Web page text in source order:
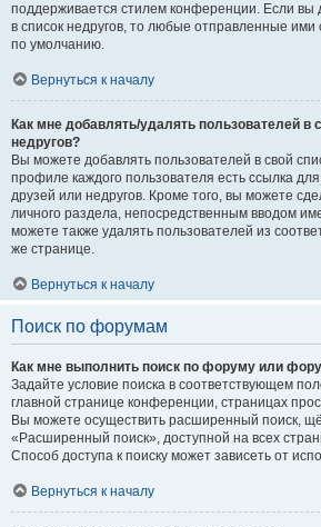
поддерживается стилем конференции. Если вы
в список недругов, то любые отправленные
по умолчанию.
Вернуться к началу
Как мне добавлять/удалять пользователей в
недругов?
Вы можете добавлять пользователей в свой
профиле каждого пользователя есть ссылка
друзей или недругов. Кроме того, вы можете
личного раздела, непосредственным вводом
можете также удалять пользователей из
же странице.
Вернуться к началу
Поиск по форумам
Как мне выполнить поиск по форуму или
Задайте условие поиска в соответствующем
главной странице конференции, страницах
Вы можете осуществить расширенный поиск,
«Расширенный поиск», доступной на всех
Способ доступа к поиску может зависеть от
Вернуться к началу